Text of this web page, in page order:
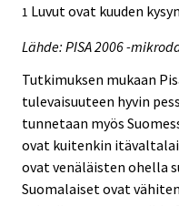
1 Luvut ovat kuuden
Lähde: PISA 2006 -
Tutkimuksen mukaan
tulevaisuuteen hyvin
tunnetaan myös
ovat kuitenkin
ovat venäläisten ohella
Suomalaiset ovat